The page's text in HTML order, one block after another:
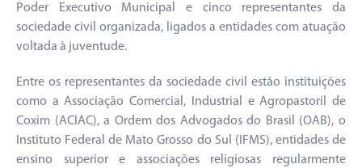
Poder Executivo Municipal e cinco representantes da
sociedade civil organizada, ligados a entidades com atuação
voltada à juventude.
Entre os representantes da sociedade civil estão instituições
como a Associação Comercial, Industrial e Agropastoril de
Coxim (ACIAC), a Ordem dos Advogados do Brasil (OAB), o
Instituto Federal de Mato Grosso do Sul (IFMS), entidades de
ensino superior e associações religiosas regularmente